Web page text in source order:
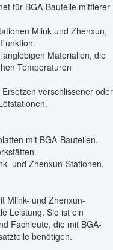
für BGA-Bauteile mittlerer
Mlink und Zhenxun,
Materialien, die
Temperaturen
verschlissener oder
mit BGA-Bauteilen.
und Zhenxun-Stationen.
Mlink- und Zhenxun-
Leistung. Sie ist ein
Fachleute, die mit BGA-
benötigen.